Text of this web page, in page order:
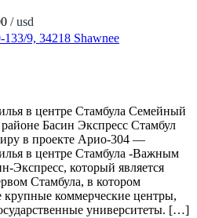
/ usd
9, 34218 Shawnee
в центре Стамбула Семейный
Басин Экспресс Стамбул
в проекте Арио-304 —
в центре Стамбула -Важным
Экспресс, который является
Стамбула, в котором
крупные коммерческие центры,
университеты. […]